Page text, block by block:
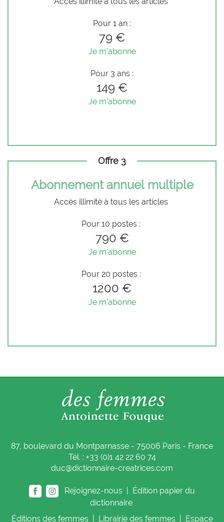
Pour 1 an :
79 €
Je m'abonne
Pour 3 ans :
149 €
Je m'abonne
Offre 3
Abonnement annuel multiple
Accès illimité à tous les articles
Pour 10 postes :
790 €
Je m'abonne
Pour 20 postes :
1200 €
Je m'abonne
87, boulevard du Montparnasse - 75006 Paris - France
Tél. : +33 (0)1 42 22 60 74
duc@dictionnaire-creatrices.com
Rejoignez-nous |
Édition papier du
dictionnaire
Éditions des femmes Librairie des femmes Espace